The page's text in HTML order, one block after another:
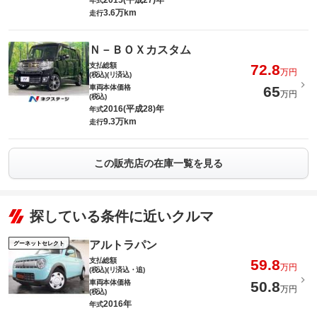
走行3.6万km
Ｎ－ＢＯＸカスタム
支払総額
(税込)(リ済込)
72.8万円
車両本体価格
(税込)
65万円
年式2016(平成28)年
走行9.3万km
この販売店の在庫一覧を見る
探している条件に近いクルマ
グーネットセレクト アルトラパン
支払総額
(税込)(リ済込・追)
59.8万円
車両本体価格
(税込)
50.8万円
年式2016年